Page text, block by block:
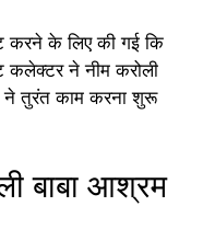
करने के लिए की गई कि
कलेक्टर ने नीम करोली
ने तुरंत काम करना शुरू
बाबा आश्रम